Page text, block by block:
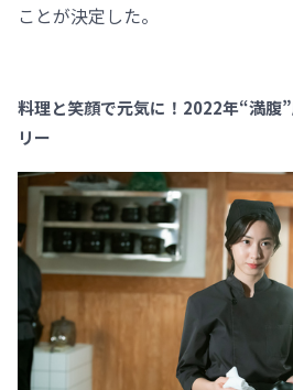
ことが決定した。
料理と笑顔で元気に！2022年“満腹
リー